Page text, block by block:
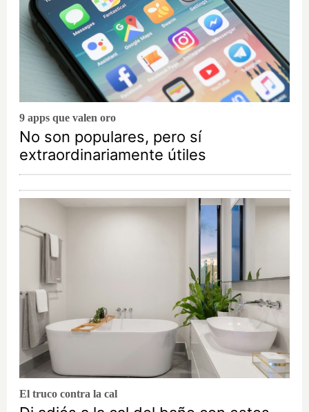
9 apps que valen oro
No son populares, pero sí
extraordinariamente útiles
El truco contra la cal